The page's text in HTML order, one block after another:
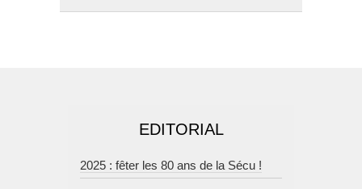
EDITORIAL
2025 : fêter les 80 ans de la Sécu !